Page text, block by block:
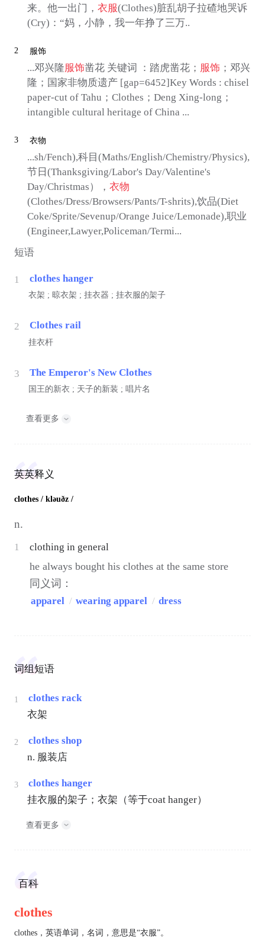
来。他一出门， 衣服(Clothes)脏乱胡子拉碴地哭诉
(Cry)：“妈，小静，我一年挣了三万..
2 服饰
...邓兴隆服饰凿花 关键词 ：踏虎凿花； 服饰 ；邓兴
隆；国家非物质遗产 [gap=6452]Key Words : chisel
paper-cut of Tahu；Clothes；Deng Xing-long；
intangible cultural heritage of China ...
3 衣物
...sh/Fench),科目(Maths/English/Chemistry/Physics),
节日(Thanksgiving/Labor's Day/Valentine's
Day/Christmas）， 衣物
(Clothes/Dress/Browsers/Pants/T-shrits),饮品(Diet
Coke/Sprite/Sevenup/Orange Juice/Lemonade),职业
(Engineer,Lawyer,Policeman/Termi...
短语
1 clothes hanger
衣架 ; 晾衣架 ; 挂衣器 ; 挂衣服的架子
2 Clothes rail
挂衣杆
3 The Emperor's New Clothes
国王的新衣 ; 天子的新装 ; 唱片名
查看更多
英英释义
clothes / kləuðz /
n.
1 clothing in general
he always bought his clothes at the same store
同义词：
apparel / wearing apparel / dress
词组短语
1
clothes rack
衣架
2
clothes shop
n. 服装店
3
clothes hanger
挂衣服的架子；衣架（等于coat hanger）
查看更多
百科
clothes
clothes，英语单词，名词，意思是“衣服”。